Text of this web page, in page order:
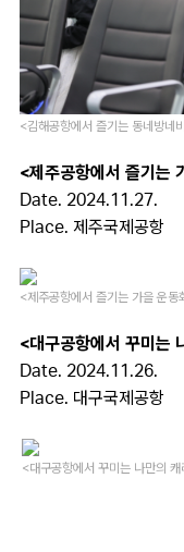
<김해공항에서 즐기는 동네방네
<제주공항에서 즐기는
Date. 2024.11.27.
Place. 제주국제공항
<제주공항에서 즐기는 가을 운동
<대구공항에서 꾸미는
Date. 2024.11.26.
Place. 대구국제공항
<대구공항에서 꾸미는 나만의 캐